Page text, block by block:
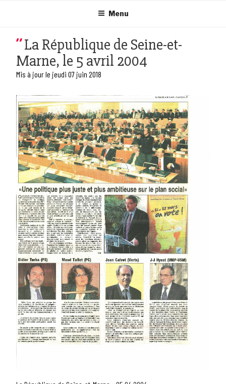
Menu
La République de Seine-et-
Marne, le 5 avril 2004
Mis à jour le jeudi 07 juin 2018